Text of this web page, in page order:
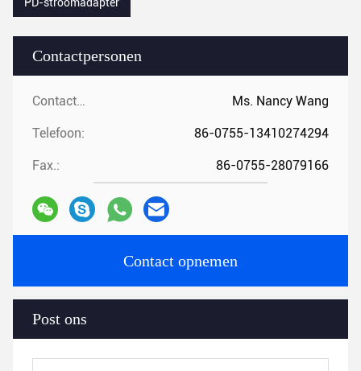
Contactpersonen
Contactpersonen: Ms. Nancy Wang
Telefoon: 86-0755-13410274294
Fax.: 86-0755-28079166
Contact opnemen
Post ons